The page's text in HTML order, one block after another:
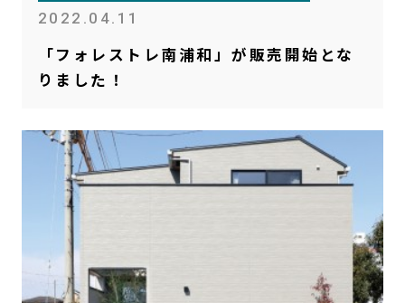
2022.04.11
「フォレストレ南浦和」が販売開始とな
りました！